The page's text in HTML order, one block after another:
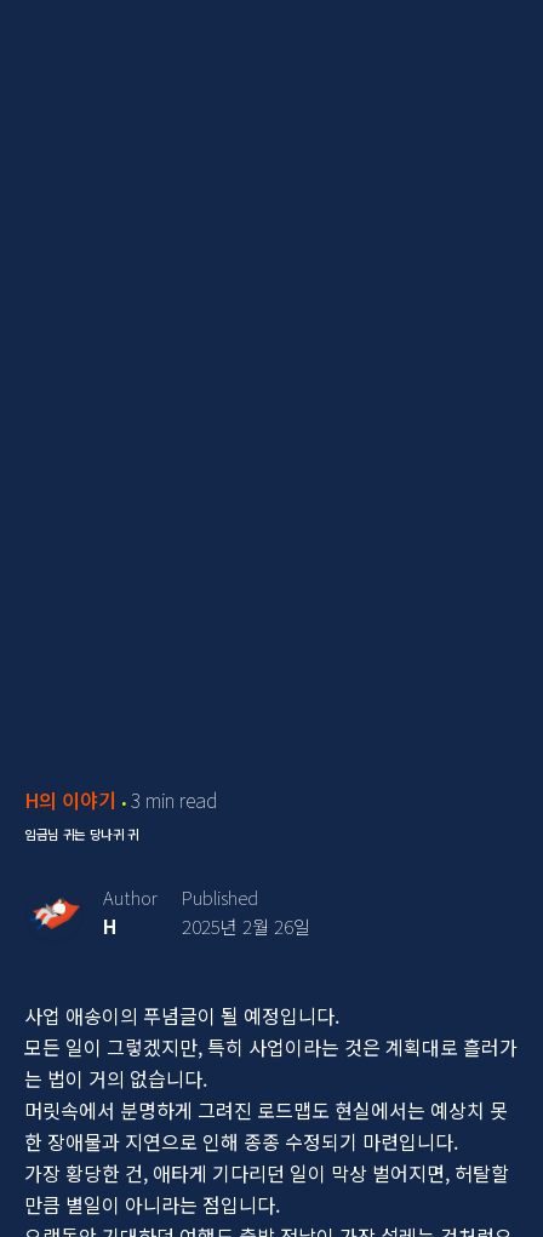
H의 이야기 3 min read
임금님 귀는 당나귀 귀
Author
H
Published
2025년 2월 26일
사업 애송이의 푸념글이 될 예정입니다.
모든 일이 그렇겠지만, 특히 사업이라는 것은 계획대로 흘러가
는 법이 거의 없습니다.
머릿속에서 분명하게 그려진 로드맵도 현실에서는 예상치 못
한 장애물과 지연으로 인해 종종 수정되기 마련입니다.
가장 황당한 건, 애타게 기다리던 일이 막상 벌어지면, 허탈할
만큼 별일이 아니라는 점입니다.